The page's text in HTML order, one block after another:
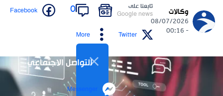
وكالات
08/07/2026
- 00:16
تابعنا على
Google news
0
Facebook
Twitter
More
التواصل الاجتماعي
Messenger